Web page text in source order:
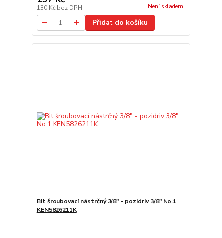
130 Kč bez DPH Není skladem
Přidat do košíku
Bit šroubovací nástrčný 3/8" - pozidriv 3/8" No.1
KEN5826211K